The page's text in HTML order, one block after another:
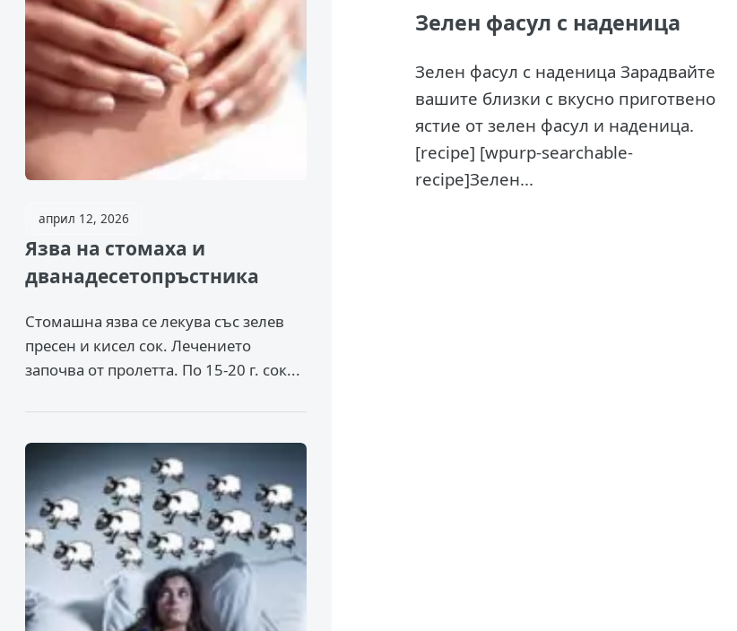
Зелен фасул с наденица
Зелен фасул с наденица Зарадвайте
вашите близки с вкусно приготвено
ястие от зелен фасул и наденица.
[recipe] [wpurp-searchable-
recipe]Зелен...
април 12, 2026
Язва на стомаха и
дванадесетопръстника
Стомашна язва се лекува със зелев
пресен и кисел сок. Лечението
започва от пролетта. По 15-20 г. сок...